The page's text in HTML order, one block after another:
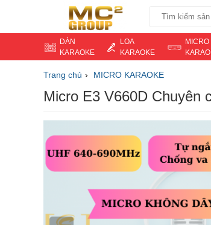
DÀN
KARAOKE
LOA
KARAOKE
MICRO
Trang chủ MICRO KARAOKE
Micro E3 V660D Chuyên